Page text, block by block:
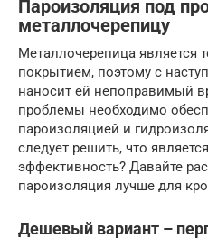
Пароизоляция под
металлочерепицу
Металлочерепица является
покрытием, поэтому с
наносит ей непоправимый
проблемы необходимо
пароизоляцией и
следует решить, что
эффективность? Давайте
пароизоляция лучше для
Дешевый вариант –